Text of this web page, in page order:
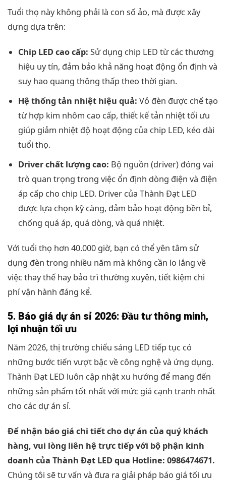
Tuổi thọ này không phải là con số ảo, mà được xây
dựng dựa trên:
Chip LED cao cấp: Sử dụng chip LED từ các thương
hiệu uy tín, đảm bảo khả năng hoạt động ổn định và
suy hao quang thông thấp theo thời gian.
Hệ thống tản nhiệt hiệu quả: Vỏ đèn được chế tạo
từ hợp kim nhôm cao cấp, thiết kế tản nhiệt tối ưu
giúp giảm nhiệt độ hoạt động của chip LED, kéo dài
tuổi thọ.
Driver chất lượng cao: Bộ nguồn (driver) đóng vai
trò quan trọng trong việc ổn định dòng điện và điện
áp cấp cho chip LED. Driver của Thành Đạt LED
được lựa chọn kỹ càng, đảm bảo hoạt động bền bỉ,
chống quá áp, quá dòng, và quá nhiệt.
Với tuổi thọ hơn 40.000 giờ, bạn có thể yên tâm sử
dụng đèn trong nhiều năm mà không cần lo lắng về
việc thay thế hay bảo trì thường xuyên, tiết kiệm chi
phí vận hành đáng kể.
5. Báo giá dự án sỉ 2026: Đầu tư thông minh,
lợi nhuận tối ưu
Năm 2026, thị trường chiếu sáng LED tiếp tục có
những bước tiến vượt bậc về công nghệ và ứng dụng.
Thành Đạt LED luôn cập nhật xu hướng để mang đến
những sản phẩm tốt nhất với mức giá cạnh tranh nhất
cho các dự án sỉ.
Để nhận báo giá chi tiết cho dự án của quý khách
hàng, vui lòng liên hệ trực tiếp với bộ phận kinh
doanh của Thành Đạt LED qua Hotline: 0986474671.
Chúng tôi sẽ tư vấn và đưa ra giải pháp báo giá tối ưu